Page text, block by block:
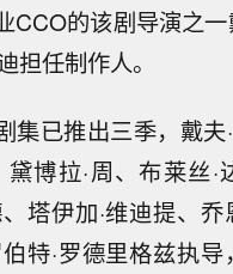
CCO的该剧导演之一
担任制作人。
集已推出三季，戴
博拉·周、布莱丝·
塔伊加·维迪提、乔
特·罗德里格兹执导